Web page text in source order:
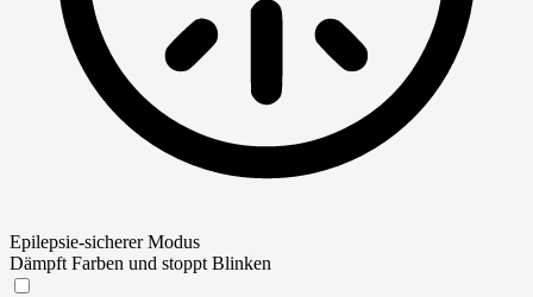
Epilepsie-sicherer Modus
Dämpft Farben und stoppt Blinken